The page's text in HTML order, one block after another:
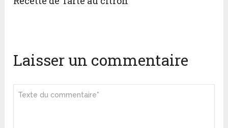
Laisser un commentaire